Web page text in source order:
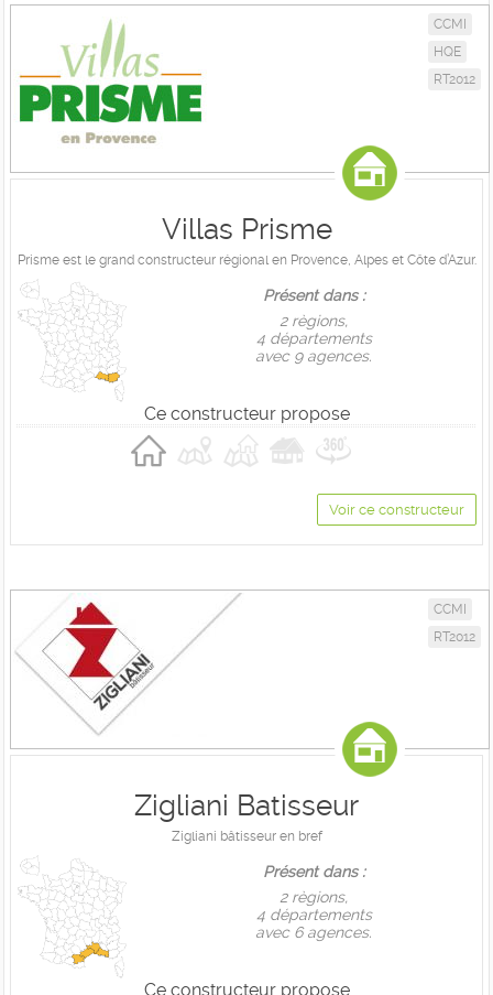
CCMI
HQE
RT2012
Villas Prisme
Prisme est le grand constructeur régional en Provence, Alpes et Côte d’Azur.
Présent dans :
2 règions,
4 départements
avec 9 agences.
Ce constructeur propose
Voir ce constructeur
CCMI
RT2012
Zigliani Batisseur
Zigliani bâtisseur en bref
Présent dans :
2 règions,
4 départements
avec 6 agences.
Ce constructeur propose